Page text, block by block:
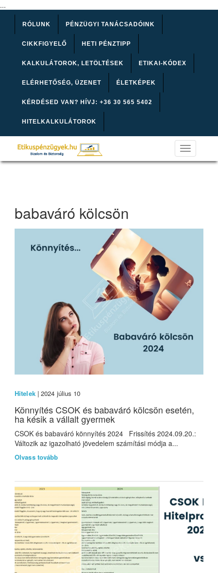
...
RÓLUNK PÉNZÜGYI TANÁCSADÓINK
CIKKFIGYELŐ HETI PÉNZTIPP
KALKULÁTOROK, LETÖLTÉSEK ETIKAI-KÓDEX
ELÉRHETŐSÉG, ÜZENET ÉLETKÉPEK
KÉRDÉSED VAN? HÍVJ: +36 30 565 5402
HITELKALKULÁTOROK
Toggle
navigation
babaváró kölcsön
Hitelek| 2024 július 10
Könnyítés CSOK és babaváró kölcsön esetén,
ha késik a vállalt gyermek
CSOK és babaváró könnyítés 2024 Frissítés 2024.09.20.:
Változik az igazolható jövedelem számítási módja a...
Olvass tovább